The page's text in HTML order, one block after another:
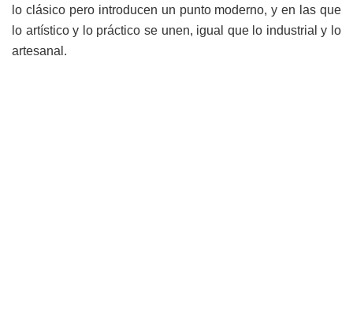
lo clásico pero introducen un punto moderno, y en las que
lo artístico y lo práctico se unen, igual que lo industrial y lo
artesanal.